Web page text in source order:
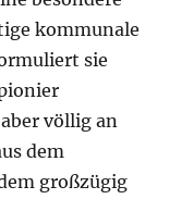
kommunale
sie
völlig an
dem
großzügig